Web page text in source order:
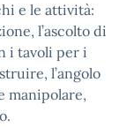
e le attività:
l’ascolto di
i tavoli per i
l’angolo
manipolare,